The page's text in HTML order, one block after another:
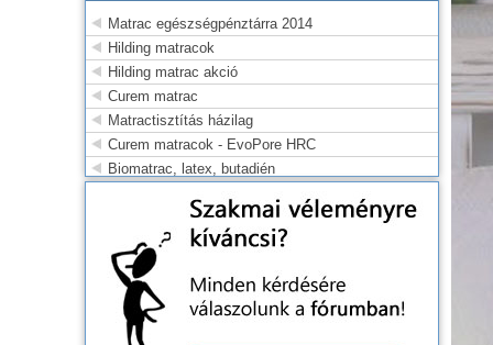
Matrac egészségpénztárra 2014
Hilding matracok
Hilding matrac akció
Curem matrac
Matractisztítás házilag
Curem matracok - EvoPore HRC
Biomatrac, latex, butadién
Matrac üzlet Budapest
Curem: a légáteresztő memoryfoam matrac
Hason alvás hátránya
Matracgyártás vagy nem
Gyógymatracok
RelaXx matracok